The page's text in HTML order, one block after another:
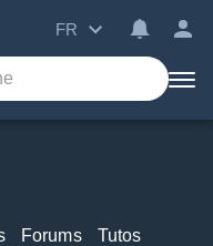
FR
Forums Tutos